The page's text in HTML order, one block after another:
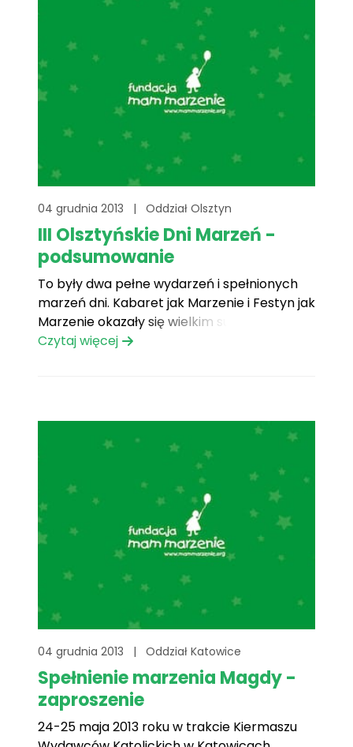
04 grudnia 2013 | Oddział Olsztyn
III Olsztyńskie Dni Marzeń -
podsumowanie
To były dwa pełne wydarzeń i spełnionych
marzeń dni. Kabaret jak Marzenie i Festyn jak
Marzenie okazały się wielkim sukcesem
olsztyńskiego oddziału Fundacji Mam
Czytaj więcej
04 grudnia 2013 | Oddział Katowice
Spełnienie marzenia Magdy -
zaproszenie
24-25 maja 2013 roku w trakcie Kiermaszu